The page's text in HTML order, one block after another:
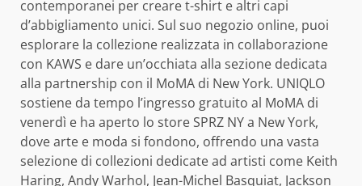
contemporanei per creare t-shirt e altri capi
d’abbigliamento unici. Sul suo negozio online, puoi
esplorare la collezione realizzata in collaborazione
con KAWS e dare un’occhiata alla sezione dedicata
alla partnership con il MoMA di New York. UNIQLO
sostiene da tempo l’ingresso gratuito al MoMA di
venerdì e ha aperto lo store SPRZ NY a New York,
dove arte e moda si fondono, offrendo una vasta
selezione di collezioni dedicate ad artisti come Keith
Haring, Andy Warhol, Jean-Michel Basquiat, Jackson